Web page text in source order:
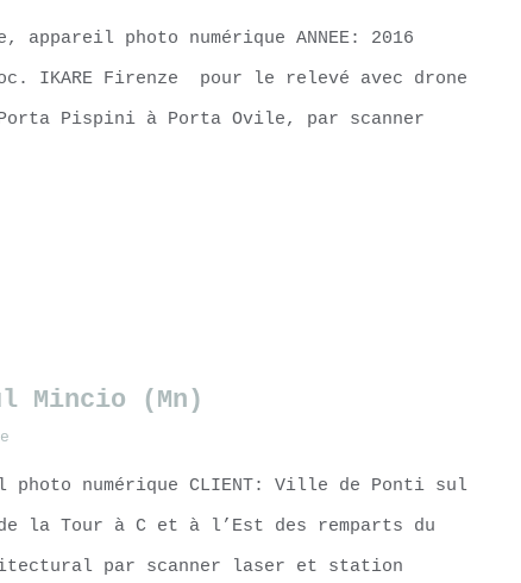
appareil photo numérique ANNEE: 2016
IKARE Firenze pour le relevé avec drone
Pispini à Porta Ovile, par scanner
Mincio (Mn)
photo numérique CLIENT: Ville de Ponti sul
de la Tour à C et à l’Est des remparts du
par scanner laser et station